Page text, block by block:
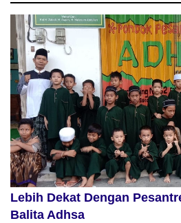
Lebih Dekat Dengan
Balita Adhsa